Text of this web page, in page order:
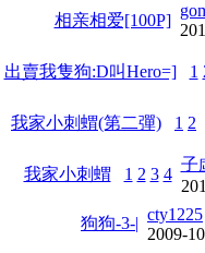
相亲相爱[100P]
出賣我隻狗:D叫Hero=] 1
我家小刺蝟(第二彈) 1 2
我家小刺蝟 1 2 3 4
子
狗狗-3-| cty1225
2009-